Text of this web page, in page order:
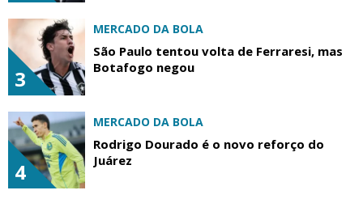
3
MERCADO DA BOLA
São Paulo tentou volta de Ferraresi, mas
Botafogo negou
4
MERCADO DA BOLA
Rodrigo Dourado é o novo reforço do
Juárez